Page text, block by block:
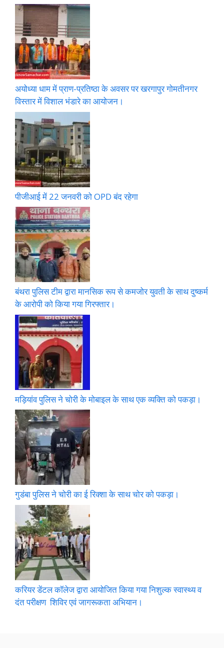
अयोध्या धाम में प्राण-प्रतिष्ठा के अवसर पर खरगापुर गोमतीनगर
विस्तार में विशाल भंडारे का आयोजन।
पीजीआई में 22 जनवरी को OPD बंद रहेगा
बंथरा पुलिस टीम द्वारा मानसिक रूप से कमजोर युवती के साथ दुष्कर्म
के आरोपी को किया गया गिरफ्तार।
मड़ियांव पुलिस ने चोरी के मोबाइल के साथ एक व्यक्ति को पकड़ा।
गुडंबा पुलिस ने चोरी का ई रिक्शा के साथ चोर को पकड़ा।
करियर डेंटल कॉलेज द्वारा आयोजित किया गया निशुल्क स्वास्थ्य व
दंत परीक्षण शिविर एवं जागरूकता अभियान।